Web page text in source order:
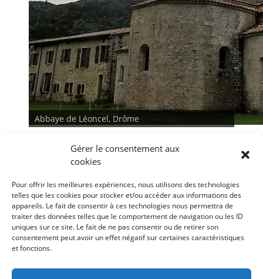
Gérer le consentement aux
cookies
Pour offrir les meilleures expériences, nous utilisons des technologies
telles que les cookies pour stocker et/ou accéder aux informations des
appareils. Le fait de consentir à ces technologies nous permettra de
traiter des données telles que le comportement de navigation ou les ID
uniques sur ce site. Le fait de ne pas consentir ou de retirer son
consentement peut avoir un effet négatif sur certaines caractéristiques
et fonctions.
Abbaye de Léoncel, Drôme
< >
Conditions générales
Déclaration de confidentialité